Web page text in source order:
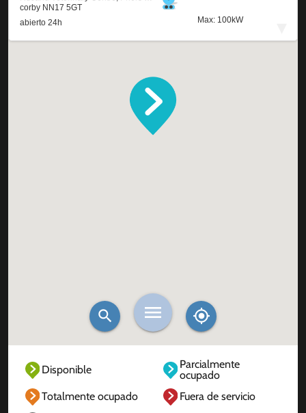
Disponible
Parcialmente
ocupado
Totalmente ocupado
Fuera de servicio